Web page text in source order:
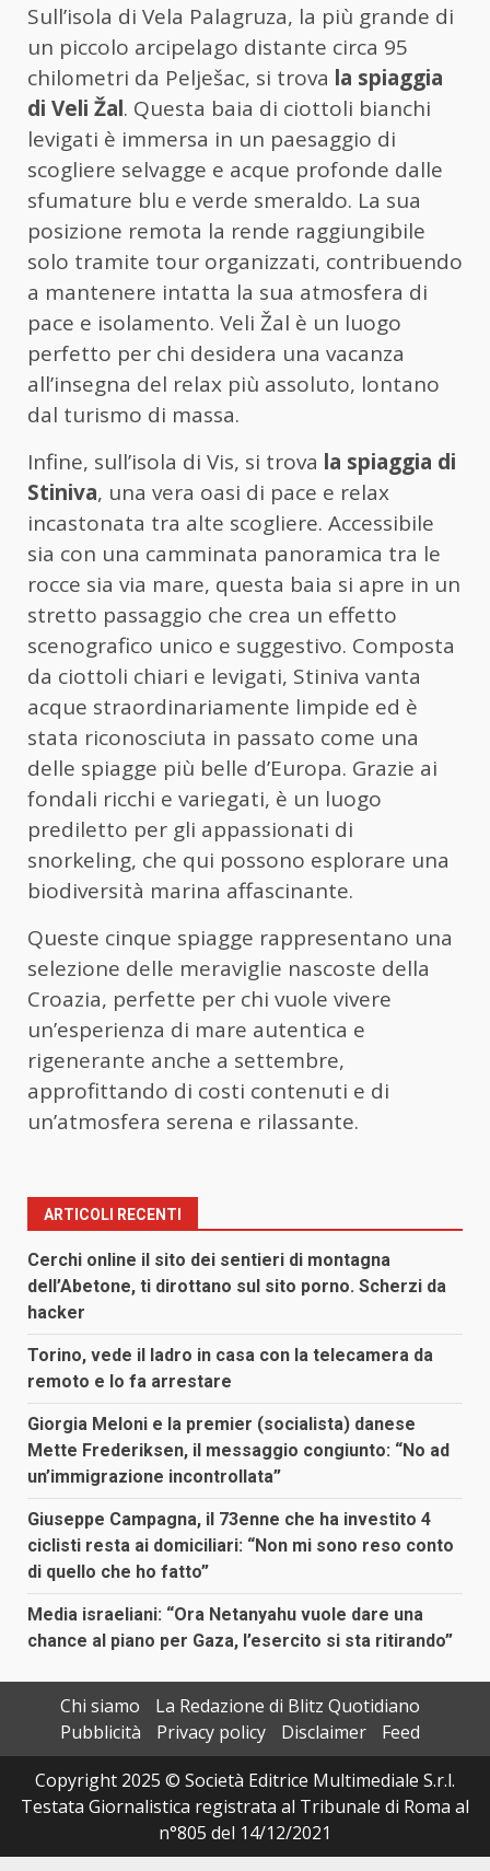
Sull’isola di Vela Palagruza, la più grande di
un piccolo arcipelago distante circa 95
chilometri da Pelješac, si trova la spiaggia
di Veli Žal. Questa baia di ciottoli bianchi
levigati è immersa in un paesaggio di
scogliere selvagge e acque profonde dalle
sfumature blu e verde smeraldo. La sua
posizione remota la rende raggiungibile
solo tramite tour organizzati, contribuendo
a mantenere intatta la sua atmosfera di
pace e isolamento. Veli Žal è un luogo
perfetto per chi desidera una vacanza
all’insegna del relax più assoluto, lontano
dal turismo di massa.
Infine, sull’isola di Vis, si trova la spiaggia di
Stiniva, una vera oasi di pace e relax
incastonata tra alte scogliere. Accessibile
sia con una camminata panoramica tra le
rocce sia via mare, questa baia si apre in un
stretto passaggio che crea un effetto
scenografico unico e suggestivo. Composta
da ciottoli chiari e levigati, Stiniva vanta
acque straordinariamente limpide ed è
stata riconosciuta in passato come una
delle spiagge più belle d’Europa. Grazie ai
fondali ricchi e variegati, è un luogo
prediletto per gli appassionati di
snorkeling, che qui possono esplorare una
biodiversità marina affascinante.
Queste cinque spiagge rappresentano una
selezione delle meraviglie nascoste della
Croazia, perfette per chi vuole vivere
un’esperienza di mare autentica e
rigenerante anche a settembre,
approfittando di costi contenuti e di
un’atmosfera serena e rilassante.
ARTICOLI RECENTI
Cerchi online il sito dei sentieri di montagna
dell’Abetone, ti dirottano sul sito porno. Scherzi da
hacker
Torino, vede il ladro in casa con la telecamera da
remoto e lo fa arrestare
Giorgia Meloni e la premier (socialista) danese
Mette Frederiksen, il messaggio congiunto: “No ad
un’immigrazione incontrollata”
Giuseppe Campagna, il 73enne che ha investito 4
ciclisti resta ai domiciliari: “Non mi sono reso conto
di quello che ho fatto”
Media israeliani: “Ora Netanyahu vuole dare una
chance al piano per Gaza, l’esercito si sta ritirando”
Chi siamo
La Redazione di Blitz Quotidiano
Pubblicità
Privacy policy Disclaimer
Feed
Copyright 2025 © Società Editrice Multimediale S.r.l.
Testata Giornalistica registrata al Tribunale di Roma al
n°805 del 14/12/2021